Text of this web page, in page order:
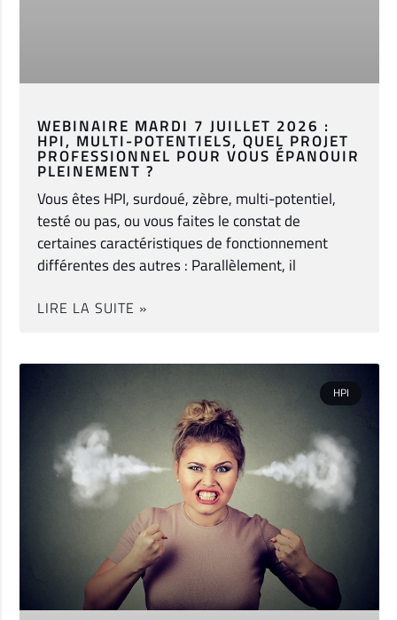
WEBINAIRE MARDI 7 JUILLET 2026 :
HPI, MULTI-POTENTIELS, QUEL PROJET
PROFESSIONNEL POUR VOUS ÉPANOUIR
PLEINEMENT ?
Vous êtes HPI, surdoué, zèbre, multi-potentiel,
testé ou pas, ou vous faites le constat de
certaines caractéristiques de fonctionnement
différentes des autres : Parallèlement, il
LIRE LA SUITE »
HPI